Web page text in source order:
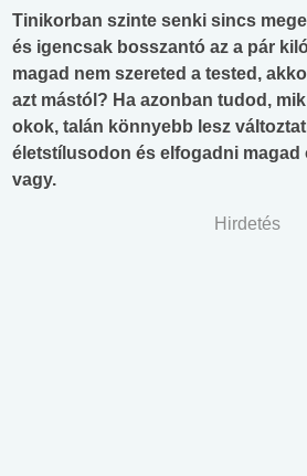
Tinikorban szinte senki sincs
és igencsak bosszantó az a pár
magad nem szereted a tested,
azt mástól? Ha azonban tudod,
okok, talán könnyebb lesz
életstílusodon és elfogadni magad
vagy.
Hirdetés